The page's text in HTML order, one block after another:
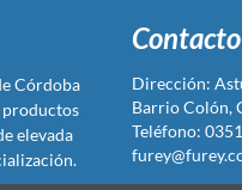
Córdoba
productos
elevada
Contacto
Dirección:
Barrio Colón,
Teléfono: